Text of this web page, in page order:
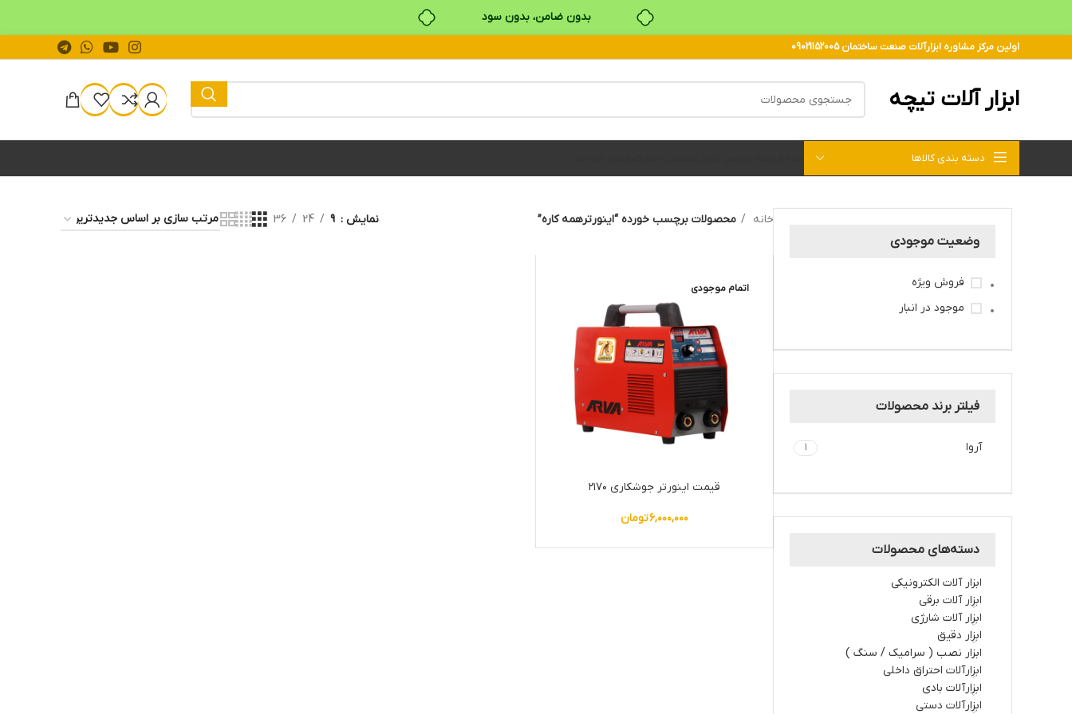
اولین مرکز مشاوره ابزارآلات صنعت ساختمان 09021152005
ابزار آلات تیچه
دسته بندی کالاها
وضعیت موجودی
فروش ویژه
موجود در انبار
فیلتر برند محصولات
آروا 1
دسته‌های محصولات
ابزار آلات الکترونیکی
ابزار آلات برقي
ابزار آلات شارژي
ابزار دقیق
ابزار نصب ( سرامیک / سنگ )
ابزارآلات احتراق داخلي
ابزارآلات بادی
ابزارآلات دستي
خانه محصولات برچسب خورده “اینورترهمه کاره” نمایش 9
24
36
اتمام موجودی
قیمت اینورتر جوشکاری ۲۱۷۰
۶,۰۰۰,۰۰۰تومان